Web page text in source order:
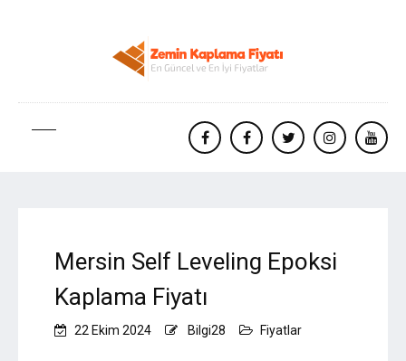
facebookFacebooktwitterinstagram
Mersin Self Leveling Epoksi
Kaplama Fiyatı
22 Ekim 2024 Bilgi28 Fiyatlar